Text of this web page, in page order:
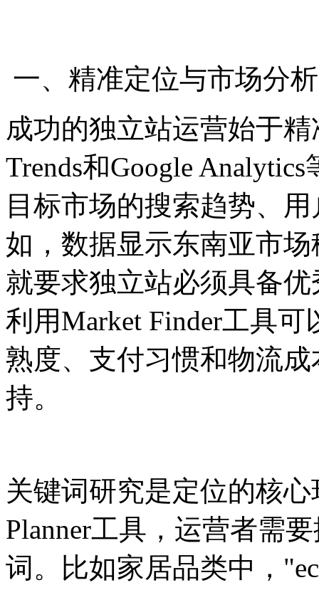
一、精准定位与市场分析
成功的独立站运营始于
Trends和Google
目标市场的搜索趋势、
如，数据显示东南亚市
就要求独立站必须具备
利用Market Finder工具
熟度、支付习惯和物流
持。
关键词研究是定位的核
Planner工具，运营者需
词。比如家居品类中，